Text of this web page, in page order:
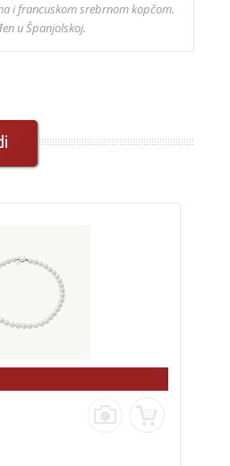
i francuskom srebrnom kopčom.
u Španjolskoj.